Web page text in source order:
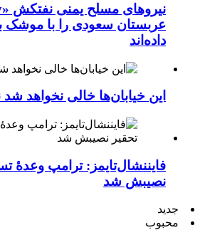
عربستان سعودی را با موشک
داده‌اند
این خیابان‌ها خالی نخواهد شد
فایننشال‌تایمز: ترامپ وعدۀ
نصیبش شد
جدید
محبوب